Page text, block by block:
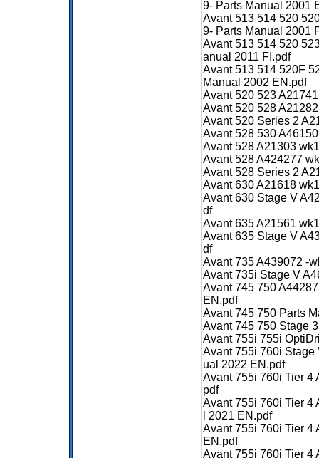
9- Parts Manual 2001
Avant 513 514 520
9- Parts Manual 2001
Avant 513 514 520
anual 2011 FI.pdf
Avant 513 514 520F
Manual 2002 EN.pdf
Avant 520 523
Avant 520 528
Avant 520 Series 2
Avant 528 530
Avant 528 A21303
Avant 528 A424277
Avant 528 Series 2
Avant 630 A21618
Avant 630 Stage V
df
Avant 635 A21561
Avant 635 Stage V
df
Avant 735 A439072 -
Avant 735i Stage V
Avant 745 750
EN.pdf
Avant 745 750 Parts
Avant 745 750 Stage
Avant 755i 755i
Avant 755i 760i Stage
ual 2022 EN.pdf
Avant 755i 760i Tier 4
pdf
Avant 755i 760i Tier 4
l 2021 EN.pdf
Avant 755i 760i Tier 4
EN.pdf
Avant 755i 760i Tier 4